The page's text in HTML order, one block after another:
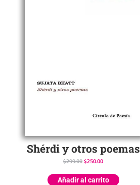
Shérdi y otros poemas
$299.00 $250.00
Añadir al carrito